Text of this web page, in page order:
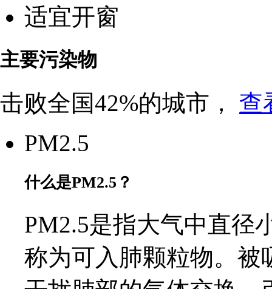
适宜开窗
主要污染物
击败全国42%的城市， 查
PM2.5
什么是PM2.5？
PM2.5是指大气中直径
称为可入肺颗粒物。被